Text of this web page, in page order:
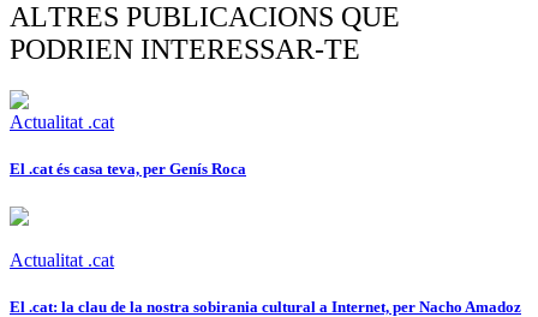
ALTRES PUBLICACIONS QUE
PODRIEN INTERESSAR-TE
Actualitat .cat
El .cat és casa teva, per Genís Roca
Actualitat .cat
El .cat: la clau de la nostra sobirania cultural a Internet, per Nacho Amadoz